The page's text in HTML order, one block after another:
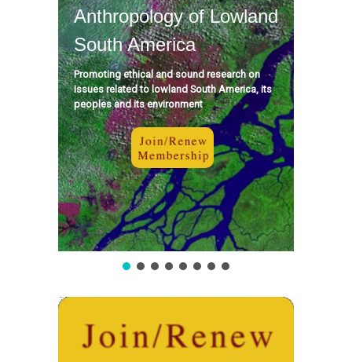
Anthropology of Lowland
South America
Promoting ethical and sound research on
issues related to lowland South America, its
peoples and its environment